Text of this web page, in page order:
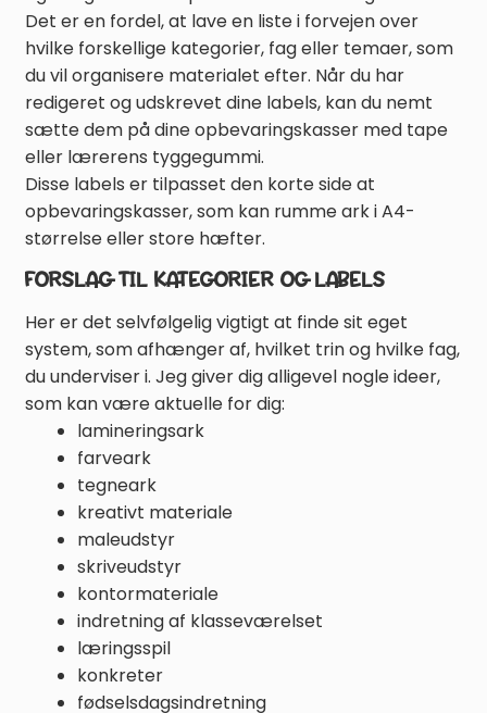
Det er en fordel, at lave en liste i forvejen over
hvilke forskellige kategorier, fag eller temaer, som
du vil organisere materialet efter. Når du har
redigeret og udskrevet dine labels, kan du nemt
sætte dem på dine opbevaringskasser med tape
eller lærerens tyggegummi.
Disse labels er tilpasset den korte side at
opbevaringskasser, som kan rumme ark i A4-
størrelse eller store hæfter.
FORSLAG TIL KATEGORIER OG LABELS
Her er det selvfølgelig vigtigt at finde sit eget
system, som afhænger af, hvilket trin og hvilke fag,
du underviser i. Jeg giver dig alligevel nogle ideer,
som kan være aktuelle for dig:
lamineringsark
farveark
tegneark
kreativt materiale
maleudstyr
skriveudstyr
kontormateriale
indretning af klasseværelset
læringsspil
konkreter
fødselsdagsindretning
EN GOD START PÅ
SKOLEÅRET ✏️
💛 Få en gratisspilpakke
læringsspil (værdi 50 kr)
💛 Praktiske tips og gratis
undervisningsmateriale direkte i din
indbakke